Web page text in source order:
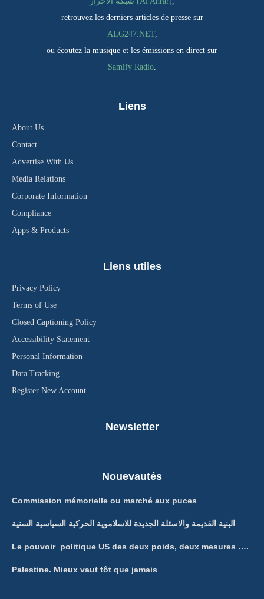
retrouvez les derniers articles de presse sur
ALG247.NET,
ou écoutez la musique et les émissions en direct sur
Samify Radio.
Liens
About Us
Contact
Advertise With Us
Media Relations
Corporate Information
Compliance
Apps & Products
Liens utiles
Privacy Policy
Terms of Use
Closed Captioning Policy
Accessibility Statement
Personal Information
Data Tracking
Register New Account
Newsletter
Nouevautés
Commission mémorielle ou marché aux puces
البنية القديمة والاسئلة الجديدة للاسلاموية الحركية السياسية السنية
Le pouvoir politique US des deux poids, deux mesures ….
Palestine. Mieux vaut tôt que jamais